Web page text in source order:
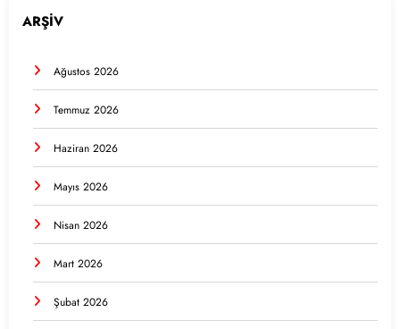
ARŞİV
Ağustos 2026
Temmuz 2026
Haziran 2026
Mayıs 2026
Nisan 2026
Mart 2026
Şubat 2026